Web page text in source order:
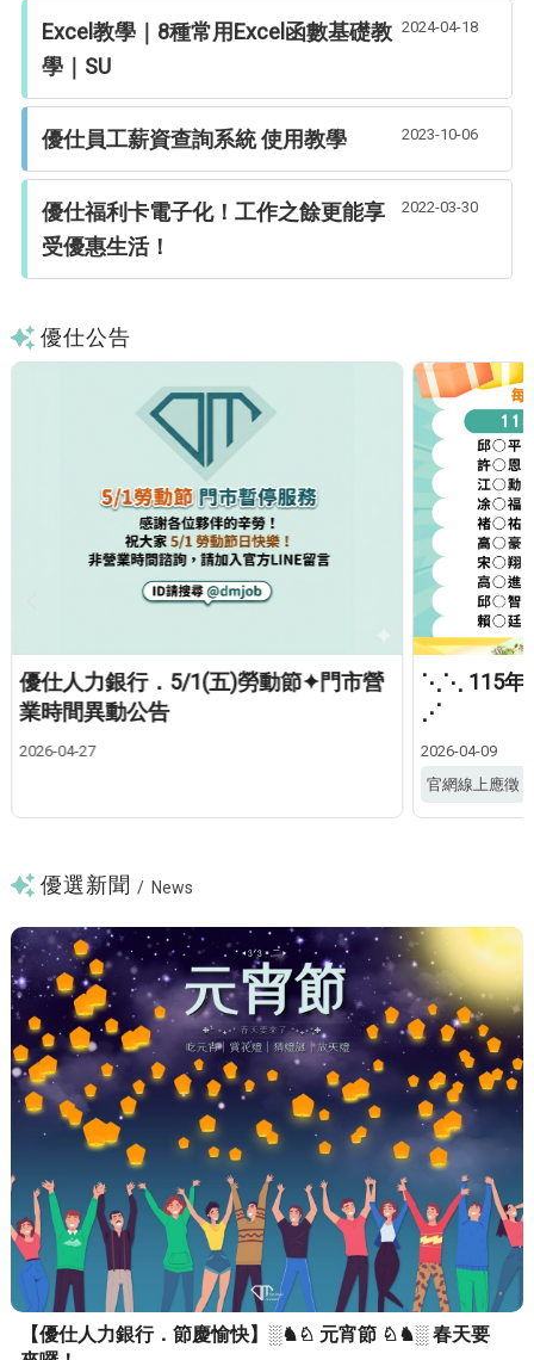
Excel教學｜8種常用Excel函數基礎教
學｜SU
2024-04-18
優仕員工薪資查詢系統 使用教學 2023-10-06
優仕福利卡電子化！工作之餘更能享
受優惠生活！
2022-03-30
優仕公告
優仕人力銀行．5/1(五)勞動節✦門市營
業時間異動公告
2026-04-27
⋱⋱ 115年
⋰
2026-04-09
官網線上應徵
優選新聞 / News
【優仕人力銀行．節慶愉快】░♞♘ 元宵節 ♘♞░ 春天要